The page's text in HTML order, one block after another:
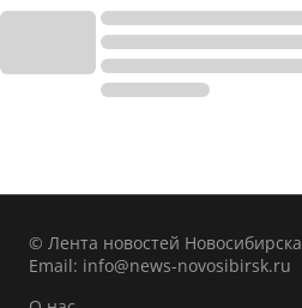
© Лента новостей Новосибирска
Email: info@news-novosibirsk.ru